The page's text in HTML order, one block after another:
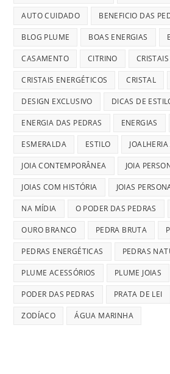
AUTO CUIDADO BENEFICIO DAS
BLOG PLUME BOAS ENERGIAS
CASAMENTO CITRINO CRISTAIS
CRISTAIS ENERGÉTICOS CRISTAL
DESIGN EXCLUSIVO DICAS DE
ENERGIA DAS PEDRAS ENERGIAS
ESMERALDA ESTILO
JOIA CONTEMPORÂNEA JOIA
JOIAS COM HISTÓRIA JOIAS
NA MÍDIA O PODER DAS PEDRAS
OURO BRANCO PEDRA BRUTA
PEDRAS ENERGÉTICAS PEDRAS
PLUME ACESSÓRIOS PLUME JOIAS
PODER DAS PEDRAS PRATA DE LEI
ZODÍACO ÁGUA MARINHA